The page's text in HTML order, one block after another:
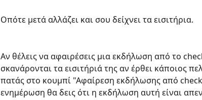
Οπότε μετά αλλάζει και σου δείχνει τα εισιτήρια.
Αν θέλεις να αφαιρέσεις μια εκδήλωση από το
σκανάρονται τα εισιτήριά της αν έρθει κάποιος
πατάς στο κουμπί "Αφαίρεση εκδήλωσης από
ενημέρωση θα δεις ότι η εκδήλωση αυτή είναι